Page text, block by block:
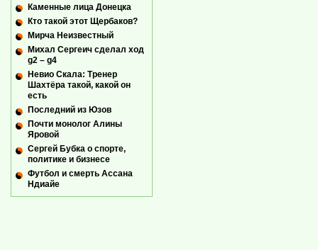
Каменные лица Донецка
Кто такой этот Щербаков?
Мирча Неизвестный
Михал Сергеич сделал ход
g2 – g4
Невио Скала: Тренер
Шахтёра такой, какой он
есть
Последний из Юзов
Почти монолог Алины
Яровой
Сергей Бубка о спорте,
политике и бизнесе
Футбол и смерть Ассана
Ндиайе